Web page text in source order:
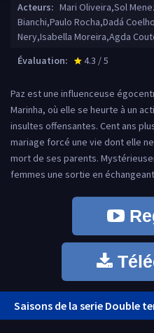
Acteurs: Mari Oliveira,Sol
Bianchi,Paulo Rocha,Dadá
Nery,Isabella Moreira,Agda
Évaluation:
star_rate
4.3 / 5
Paz est une influenceuse
Marinha, où elle se heurte à un
insultes offensantes. Cent ans
mariage forcé une vie dont elle
mort de ses parents.
femmes une sortie en
Saisons de la serie Double